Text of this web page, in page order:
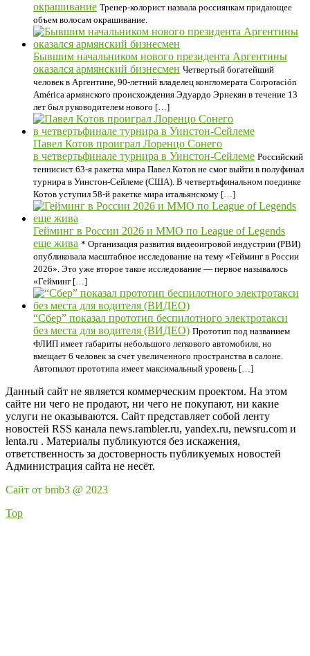
окрашивание Тренер-колорист назвала россиянкам придающее
объем волосам окрашивание.
Бывшим начальником нового президента Аргентины
оказался армянский бизнесмен Четвертый богатейший
человек в Аргентине, 90-летний владелец конгломерата Corporación
América армянского происхождения Эдуардо Эрнекян в течение 13
лет был руководителем нового […]
Павел Котов проиграл Лоренцо Сонего
в четвертьфинале турнира в Уинстон-Сейлеме Российский
теннисист 63-я ракетка мира Павел Котов не смог выйти в полуфинал
турнира в Уинстон-Сейлеме (США). В четвертьфинальном поединке
Котов уступил 58-й ракетке мира итальянскому […]
Гейминг в России 2026 и ММО по League of Legends
еще жива * Организация развития видеоигровой индустрии (РВИ)
опубликовала масштабное исследование на тему «Гейминг в России
2026». Это уже второе такое исследование — первое называлось
«Гейминг […]
“Сбер” показал прототип беспилотного электротакси
без места для водителя (ВИДЕО) Прототип под названием
ФЛИП имеет габариты небольшого легкового автомобиля, но
вмещает 6 человек за счет увеличенного пространства в салоне.
Автопилот прототипа имеет максимальный уровень […]
Данный сайт не является коммерческим проектом. На этом
сайте ни чего не продают, ни чего не покупают, ни какие
услуги не оказываются. Сайт представляет собой ленту
новостей RSS канала news.rambler.ru, yandex.ru, newsru.com и
lenta.ru . Материалы публикуются без искажения,
ответственность за достоверность публикуемых новостей
Администрация сайта не несёт.
Сайт от bmb3 @ 2023
Top